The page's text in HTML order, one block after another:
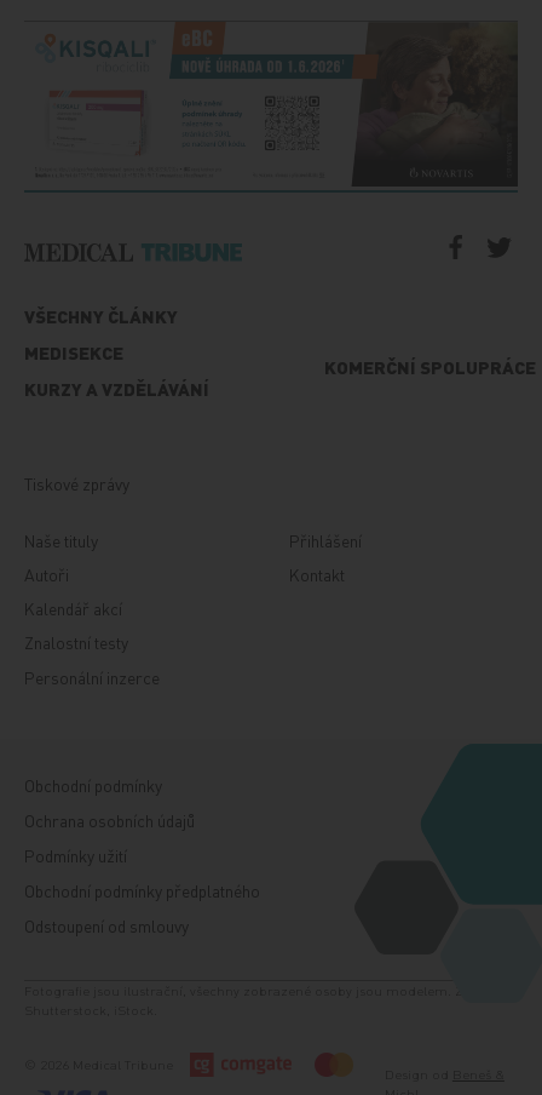
VŠECHNY ČLÁNKY
MEDISEKCE
KURZY A VZDĚLÁVÁNÍ
KOMERČNÍ SPOLUPRÁCE
Tiskové zprávy
Naše tituly
Autoři
Kalendář akcí
Znalostní testy
Personální inzerce
Přihlášení
Kontakt
Obchodní podmínky
Ochrana osobních údajů
Podmínky užití
Obchodní podmínky předplatného
Odstoupení od smlouvy